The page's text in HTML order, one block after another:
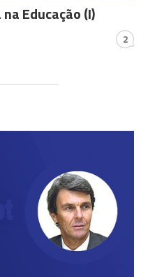
Educação (I)
2